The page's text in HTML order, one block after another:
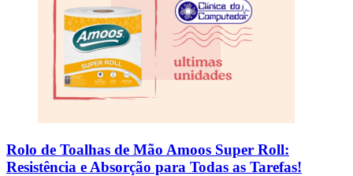
Rolo de Toalhas de Mão Amoos Super Roll:
Resistência e Absorção para Todas as Tarefas!